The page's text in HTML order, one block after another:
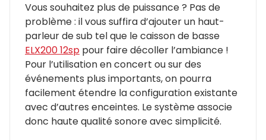
Vous souhaitez plus de puissance ? Pas de
problème : il vous suffira d’ajouter un haut-
parleur de sub tel que le caisson de basse
ELX200 12sp pour faire décoller l’ambiance !
Pour l’utilisation en concert ou sur des
événements plus importants, on pourra
facilement étendre la configuration existante
avec d’autres enceintes. Le système associe
donc haute qualité sonore avec simplicité.